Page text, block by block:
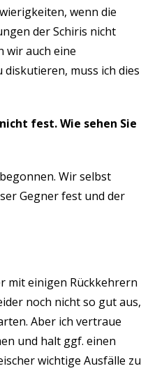
wenn die
der Schiris nicht
wir auch eine
muss ich dies
fest. Wie sehen Sie
Wir selbst
Gegner fest und der
mit einigen Rückkehrern
noch nicht so gut aus,
Aber ich vertraue
und halt ggf. einen
wichtige Ausfälle zu